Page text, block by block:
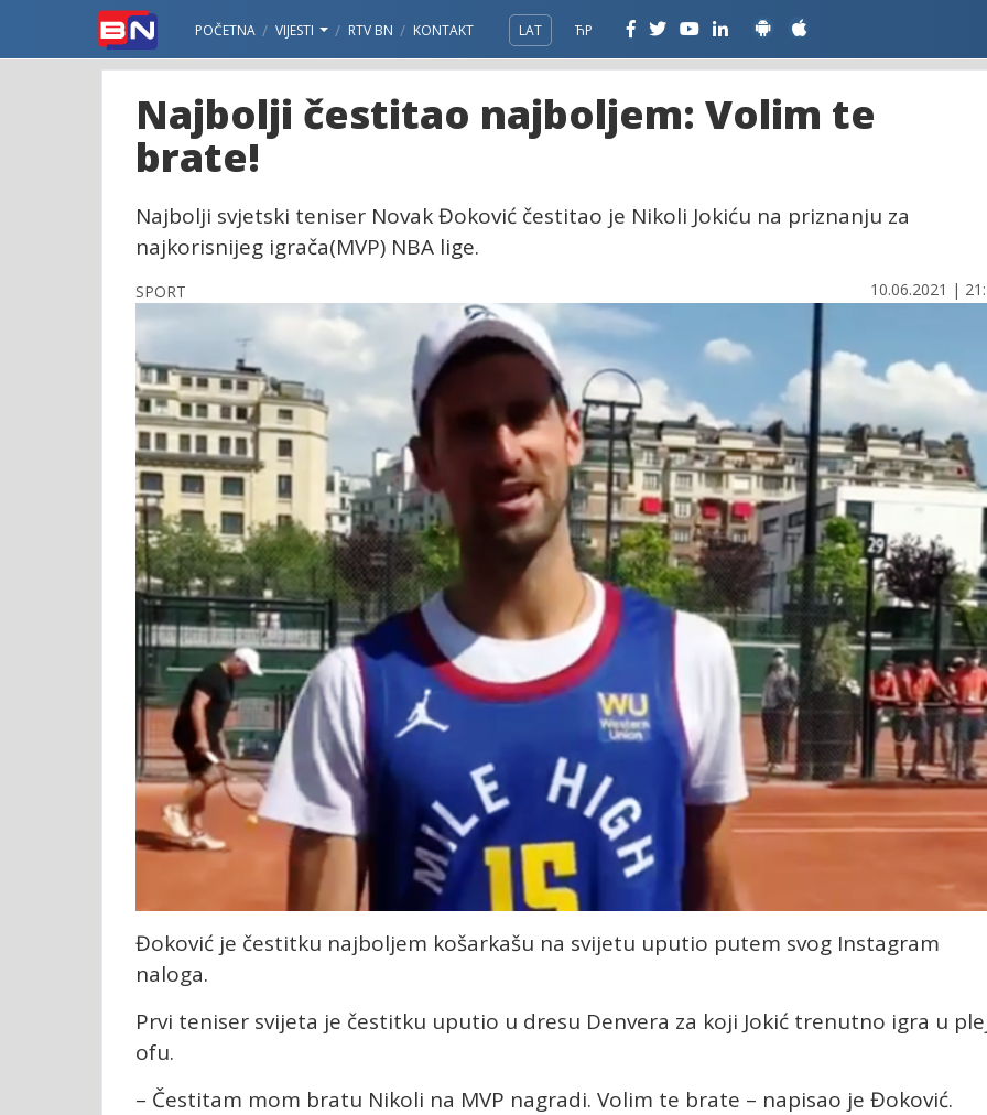
POČETNA VIJESTI RTV BN KONTAKT LAT ЋР
Najbolji čestitao najboljem: Volim te
brate!
Najbolji svjetski teniser Novak Đoković čestitao je Nikoli Jokiću na priznanju za
najkorisnijeg igrača(MVP) NBA lige.
SPORT 10.06.2021 |
Đoković je čestitku najboljem košarkašu na svijetu uputio putem svog Instagram
naloga.
Prvi teniser svijeta je čestitku uputio u dresu Denvera za koji Jokić trenutno igra u
ofu.
– Čestitam mom bratu Nikoli na MVP nagradi. Volim te brate – napisao je Đoković.